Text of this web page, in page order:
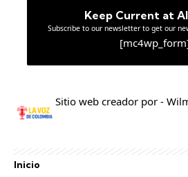
Keep Current at
Subscribe to our newsletter to get our
Sitio web creador por -
Inicio